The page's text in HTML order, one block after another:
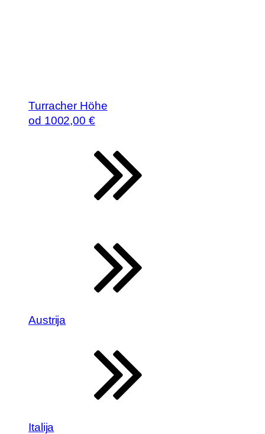
Turracher Höhe
od 1002,00 €
Austrija
Italija